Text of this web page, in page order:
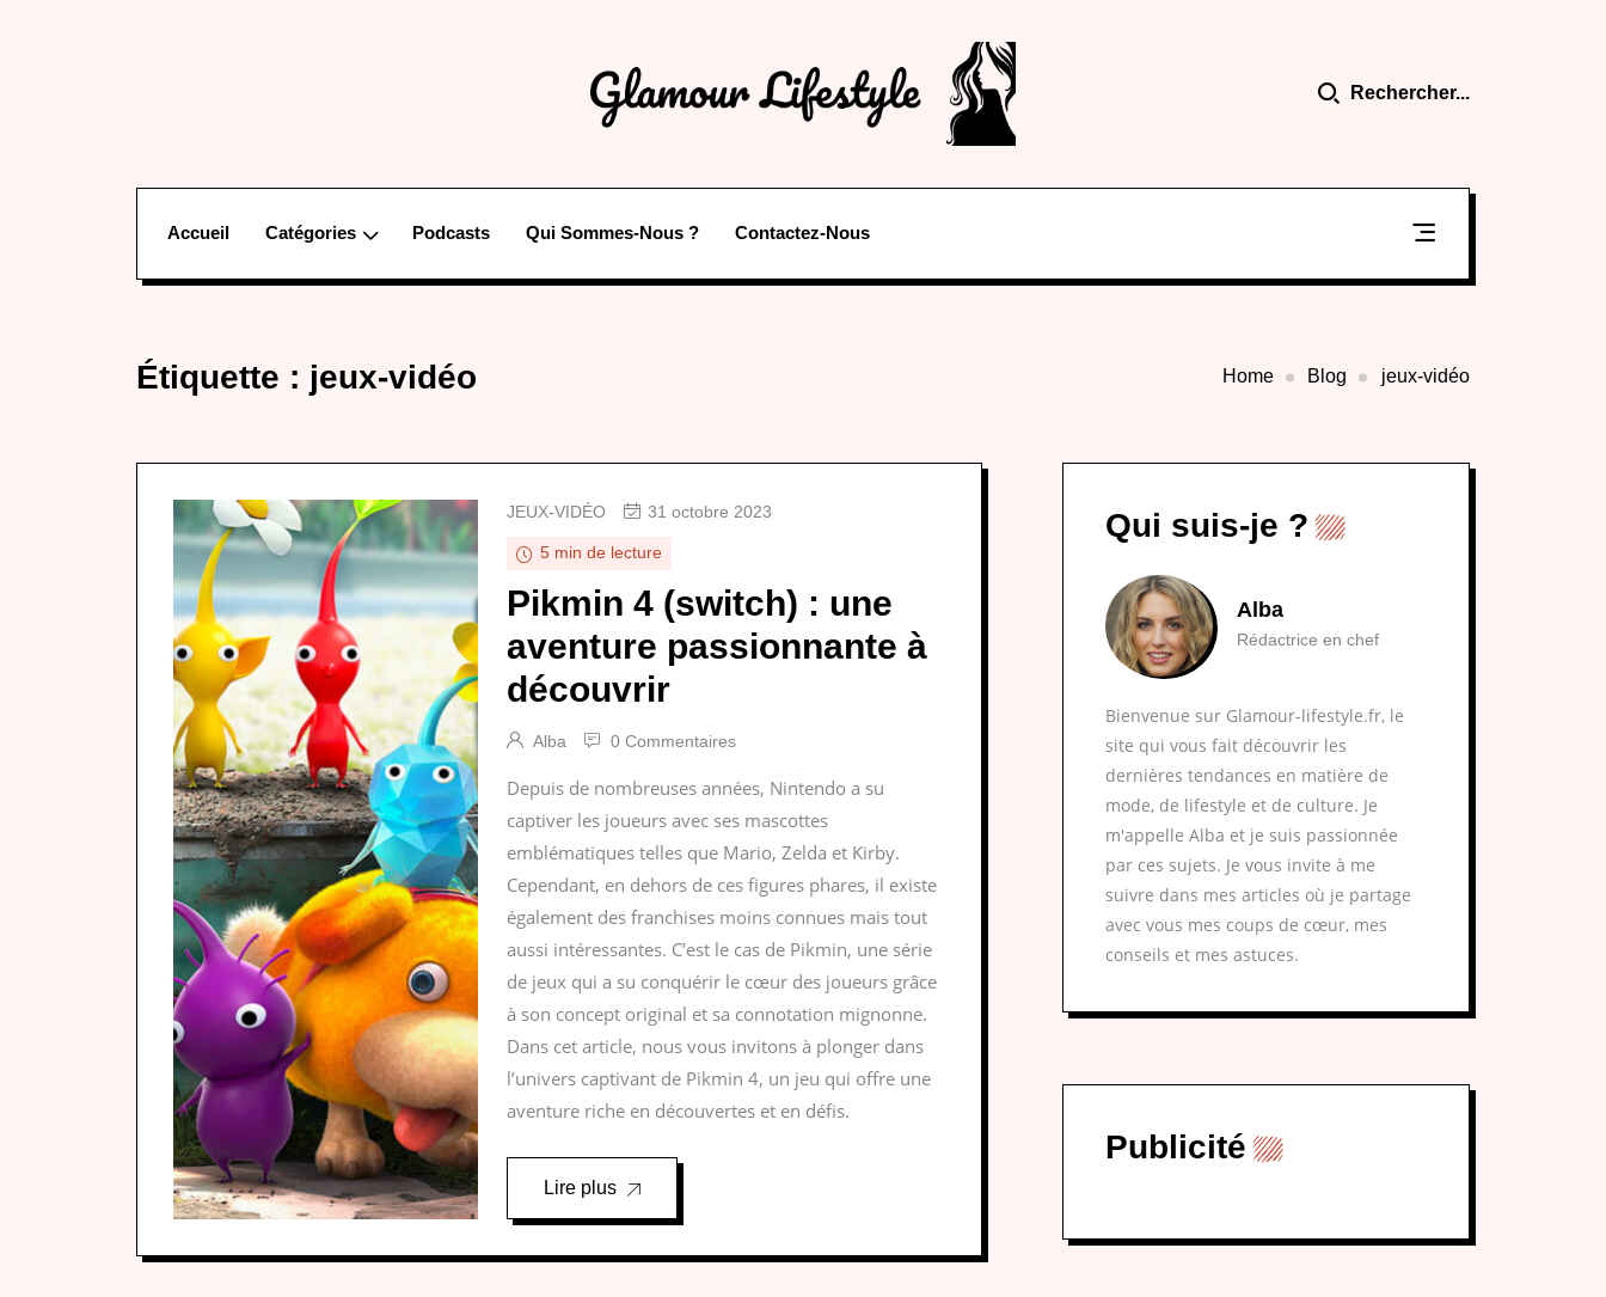
Rechercher...
Accueil Catégories Podcasts Qui Sommes-Nous ? Contactez-Nous
Étiquette : jeux-vidéo Home Blog jeux-vidéo
JEUX-VIDÉO 31 octobre 2023
5 min de lecture
Pikmin 4 (switch) : une
aventure passionnante à
découvrir
Alba 0 Commentaires
Depuis de nombreuses années, Nintendo a su
captiver les joueurs avec ses mascottes
emblématiques telles que Mario, Zelda et Kirby.
Cependant, en dehors de ces figures phares, il existe
également des franchises moins connues mais tout
aussi intéressantes. C’est le cas de Pikmin, une série
de jeux qui a su conquérir le cœur des joueurs grâce
à son concept original et sa connotation mignonne.
Dans cet article, nous vous invitons à plonger dans
l’univers captivant de Pikmin 4, un jeu qui offre une
aventure riche en découvertes et en défis.
Lire plus
Qui suis-je ?
Alba
Rédactrice en chef
Bienvenue sur Glamour-lifestyle.fr, le
site qui vous fait découvrir les
dernières tendances en matière de
mode, de lifestyle et de culture. Je
m'appelle Alba et je suis passionnée
par ces sujets. Je vous invite à me
suivre dans mes articles où je partage
avec vous mes coups de cœur, mes
conseils et mes astuces.
Publicité